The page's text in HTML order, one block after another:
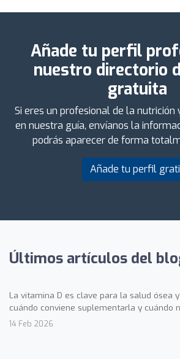
Añade tu perfil
nuestro directorio
gratuita
Si eres un profesional de la nutrición
en nuestra guía, envíanos la
podrás aparecer de forma
Añade tu perfil
Últimos artículos del
La vitamina D es clave para la salud ósea
cuándo conviene suplementarla y cuándo
14 Feb 2026